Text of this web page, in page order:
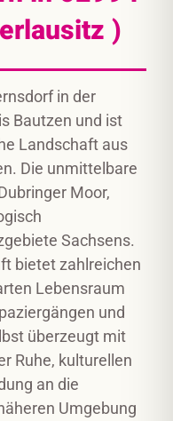
)
in der
Bautzen und ist
Landschaft aus
Die unmittelbare
Moor,
Sachsens.
bietet zahlreichen
Lebensraum
und
überzeugt mit
Ruhe, kulturellen
an die
Umgebung